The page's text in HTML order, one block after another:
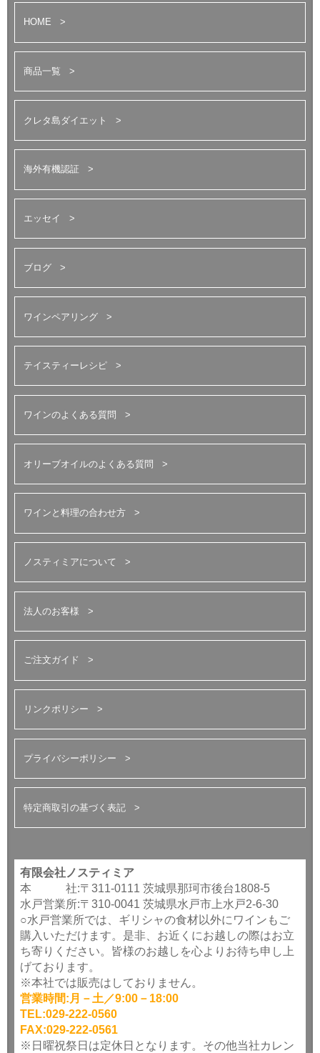
HOME
商品一覧
クレタ島ダイエット
海外有機認証
エッセイ
ブログ
ワインペアリング
テイスティーレシピ
ワインのよくある質問
オリーブオイルのよくある質問
ワインと料理の合わせ方
ノスティミアについて
法人のお客様
ご注文ガイド
リンクポリシー
プライバシーポリシー
特定商取引の基づく表記
有限会社ノスティミア
本 社:〒311-0111 茨城県那珂市後台1808-5
水戸営業所:〒310-0041 茨城県水戸市上水戸2-6-30
○水戸営業所では、ギリシャの食材以外にワインもご
購入いただけます。是非、お近くにお越しの際はお立
ち寄りください。皆様のお越しを心よりお待ち申し上
げております。
※本社では販売はしておりません。
営業時間:月－土／9:00－18:00
TEL:029-222-0560
FAX:029-222-0561
※日曜祝祭日は定休日となります。その他当社カレン